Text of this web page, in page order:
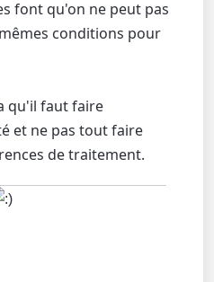
font qu'on ne peut pas
conditions pour
qu'il faut faire
et ne pas tout faire
de traitement.